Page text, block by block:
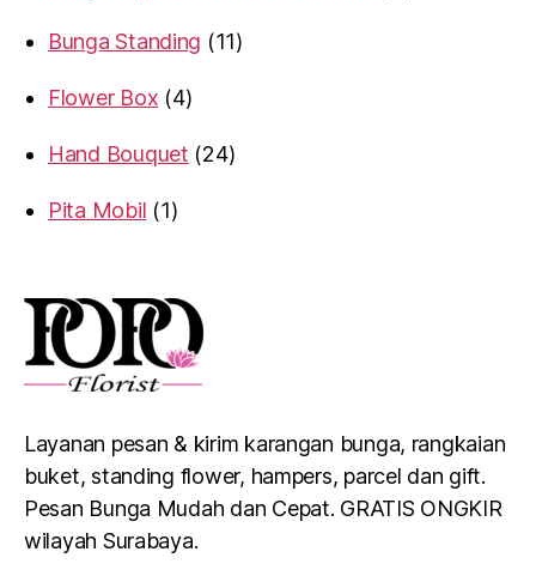
Bunga Standing 11
Flower Box 4
Hand Bouquet 24
Pita Mobil 1
Layanan pesan & kirim karangan bunga, rangkaian
buket, standing flower, hampers, parcel dan gift.
Pesan Bunga Mudah dan Cepat. GRATIS ONGKIR
wilayah Surabaya.